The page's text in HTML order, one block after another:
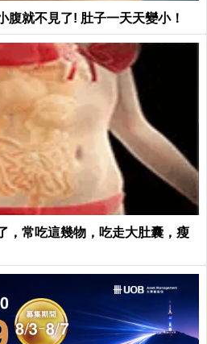
腹就不見了! 肚子一天天變小！
，常吃這幾物，吃走大肚囊，瘦